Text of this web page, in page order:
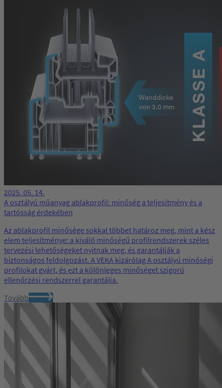
2025. 05. 14.
A osztályú műanyag ablakprofil: minőség a teljesítmény és a
tartósság érdekében
Az ablakprofil minősége sokkal többet határoz meg, mint a kész
elem teljesítménye: a kiváló minőségű profilrendszerek széles
tervezési lehetőségeket nyitnak meg, és garantálják a
biztonságos feldolgozást. A VEKA kizárólag A osztályú minőségi
profilokat gyárt, és ezt a különleges minőséget szigorú
ellenőrzési rendszerrel garantálja.
Tovább